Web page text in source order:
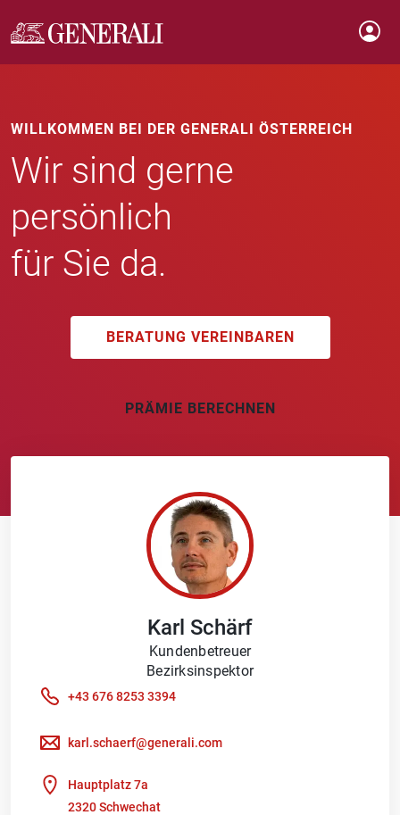
WILLKOMMEN BEI DER GENERALI ÖSTERREICH
Wir sind gerne
persönlich
für Sie da.
BERATUNG VEREINBAREN
PRÄMIE BERECHNEN
Karl Schärf
Kundenbetreuer
Bezirksinspektor
+43 676 8253 3394
karl.schaerf@generali.com
Hauptplatz 7a
2320 Schwechat